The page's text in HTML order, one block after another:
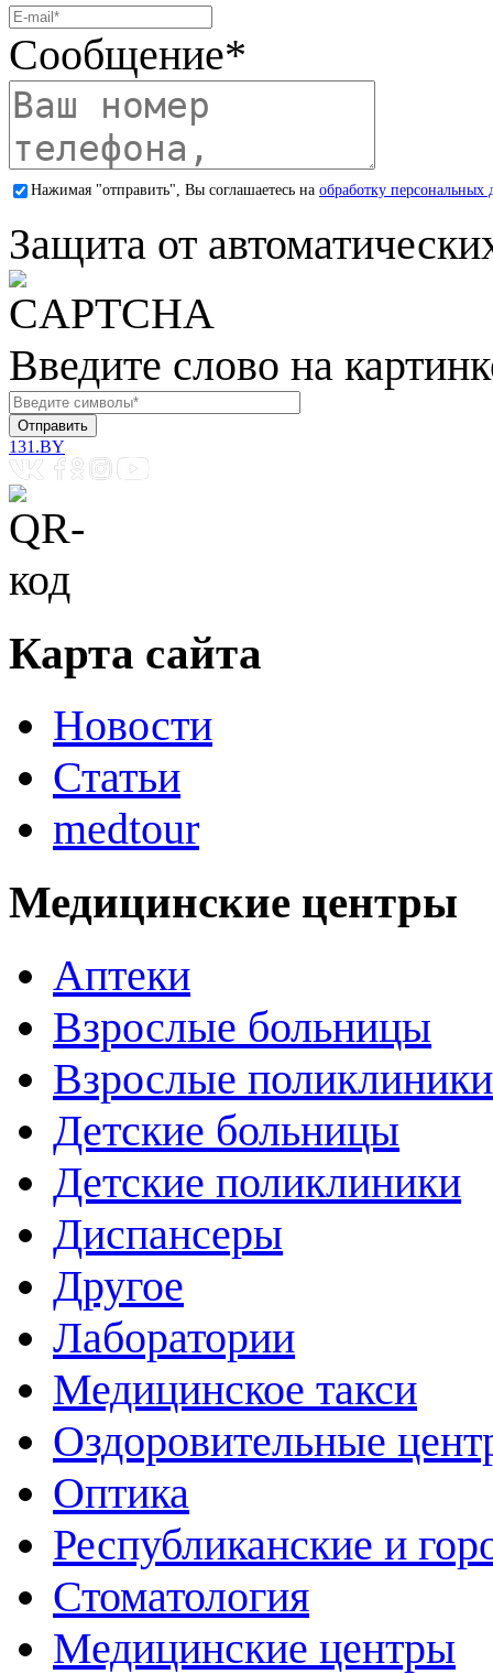
Сообщение*
Нажимая "отправить", Вы соглашаетесь на обработку персональных
Защита от
Введите слово на
131.BY
Карта сайта
Новости
Статьи
medtour
Медицинские центры
Аптеки
Взрослые больницы
Взрослые поликлиники
Детские больницы
Детские поликлиники
Диспансеры
Другое
Лаборатории
Медицинское такси
Оздоровительные
Оптика
Республиканские и
Стоматология
Медицинские центры